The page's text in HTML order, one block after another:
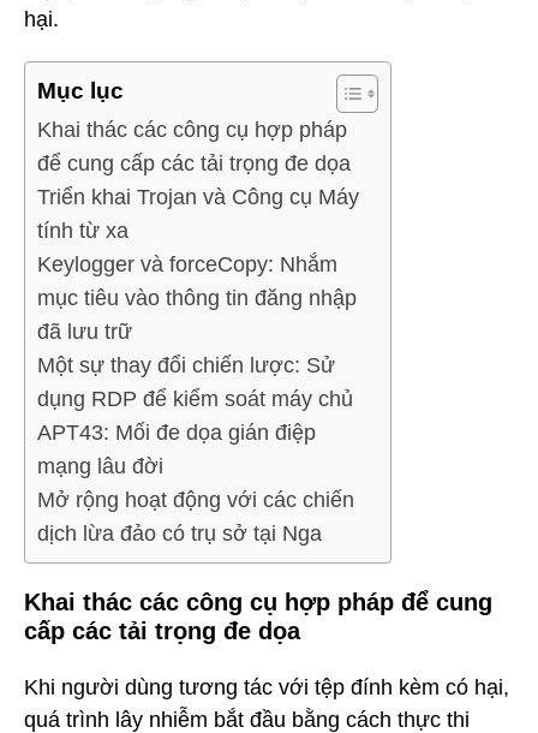
hại.
Mục lục
Khai thác các công cụ hợp pháp
để cung cấp các tải trọng đe dọa
Triển khai Trojan và Công cụ Máy
tính từ xa
Keylogger và forceCopy: Nhắm
mục tiêu vào thông tin đăng nhập
đã lưu trữ
Một sự thay đổi chiến lược: Sử
dụng RDP để kiểm soát máy chủ
APT43: Mối đe dọa gián điệp
mạng lâu đời
Mở rộng hoạt động với các chiến
dịch lừa đảo có trụ sở tại Nga
Khai thác các công cụ hợp pháp để cung
cấp các tải trọng đe dọa
Khi người dùng tương tác với tệp đính kèm có hại,
quá trình lây nhiễm bắt đầu bằng cách thực thi